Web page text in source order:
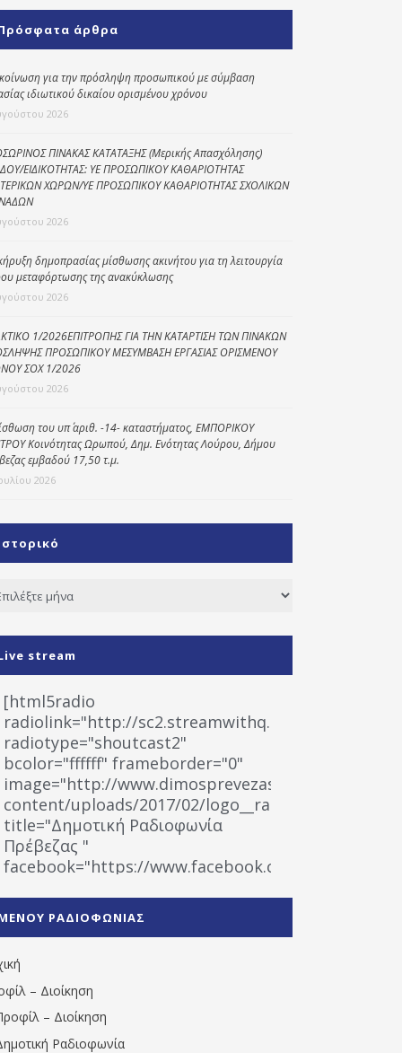
Κοινωνικό
παντοπωλείο
Kοινωνικό
φαρμακείο
Κέντρο Ημερήσιας
Φροντίδας
Ηλικιωμένων
(Κ.Η.Φ.Η.) Πρέβεζας
άρθρα
για την πρόσληψη προσωπικού με σύμβαση
ιδιωτικού δικαίου ορισμένου χρόνου
2026
ΠΙΝΑΚΑΣ ΚΑΤΑΤΑΞΗΣ (Μερικής Απασχόλησης)
ΕΙΔΙΚΟΤΗΤΑΣ: ΥΕ ΠΡΟΣΩΠΙΚΟΥ ΚΑΘΑΡΙΟΤΗΤΑΣ
ΧΩΡΩΝ/ΥΕ ΠΡΟΣΩΠΙΚΟΥ ΚΑΘΑΡΙΟΤΗΤΑΣ ΣΧΟΛΙΚΩΝ
2026
δημοπρασίας μίσθωσης ακινήτου για τη λειτουργία
μεταφόρτωσης της ανακύκλωσης
2026
1/2026ΕΠΙΤΡΟΠΗΣ ΓΙΑ ΤΗΝ ΚΑΤΑΡΤΙΣΗ ΤΩΝ ΠΙΝΑΚΩΝ
ΠΡΟΣΩΠΙΚΟΥ ΜΕΣΥΜΒΑΣΗ ΕΡΓΑΣΙΑΣ ΟΡΙΣΜΕΝΟΥ
ΣΟΧ 1/2026
2026
του υπ΄ αριθ. -14- καταστήματος, ΕΜΠΟΡΙΚΟΥ
Κοινότητας Ωρωπού, Δημ. Ενότητας Λούρου, Δήμου
εμβαδού 17,50 τ.μ.
2026
stream
[html5radio
radiolink="http://sc2.streamwithq.com:8028/
radiotype="shoutcast2"
bcolor="ffffff" frameborder="0"
image="http://www.dimosprevezas.gr/wp-
content/uploads/2017/02/logo__radiofonias.jpg"
title="Δημοτική Ραδιοφωνία
Πρέβεζας "
facebook="https://www.facebook.com/
1531194763766854/" artist="" ]
ΡΑΔΙΟΦΩΝΙΑΣ
– Διοίκηση
– Διοίκηση
Ραδιοφωνία